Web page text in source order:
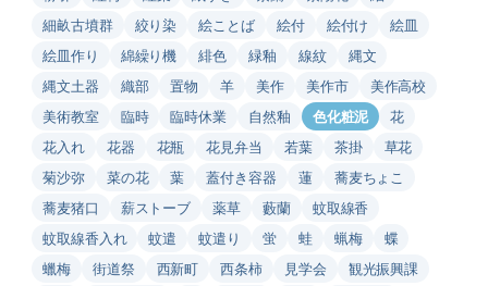
細畝古墳群
絞り染 絵ことば 絵付 絵付け
絵皿
絵皿作り
綿繰り機 緋色 緑釉 線紋
縄文
縄文土器
織部 置物 羊 美作 美作市
美作高校
美術教室
臨時 臨時休業 自然釉 色化粧泥
花
花入れ
花器 花瓶 花見弁当 若葉 茶掛
草花
菊沙弥
菜の花 葉 蓋付き容器 蓮
蕎麦ちょこ
蕎麦猪口
薪ストーブ 薬草 藪蘭
蚊取線香
蚊取線香入れ
蚊遣 蚊遣り 蛍 蛙 蝋梅
蝶
蠟梅
街道祭 西新町 西条柿 見学会
観光振興課